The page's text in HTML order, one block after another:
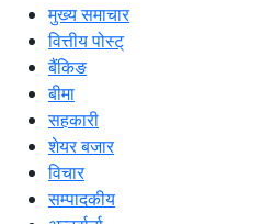
मुख्य समाचार
वित्तीय पोस्ट्
बैंकिङ
बीमा
सहकारी
शेयर बजार
विचार
सम्पादकीय